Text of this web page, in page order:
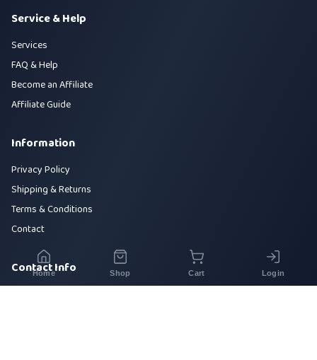
Service & Help
Services
FAQ & Help
Become an Affiliate
Affiliate Guide
Information
Privacy Policy
Shipping & Returns
Terms & Conditions
Contact
Contact Info
Home Shop Cart Login